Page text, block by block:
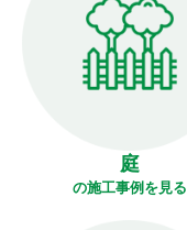
庭
の施工事例を見る